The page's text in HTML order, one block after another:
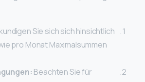
Sie sich sich hinsichtlich
pro Monat Maximalsummen
Beachten Sie für